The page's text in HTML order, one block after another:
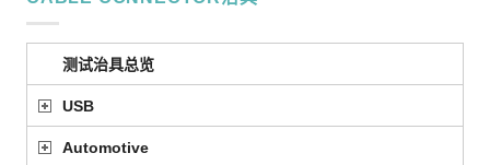
测试治具总览
USB
Automotive